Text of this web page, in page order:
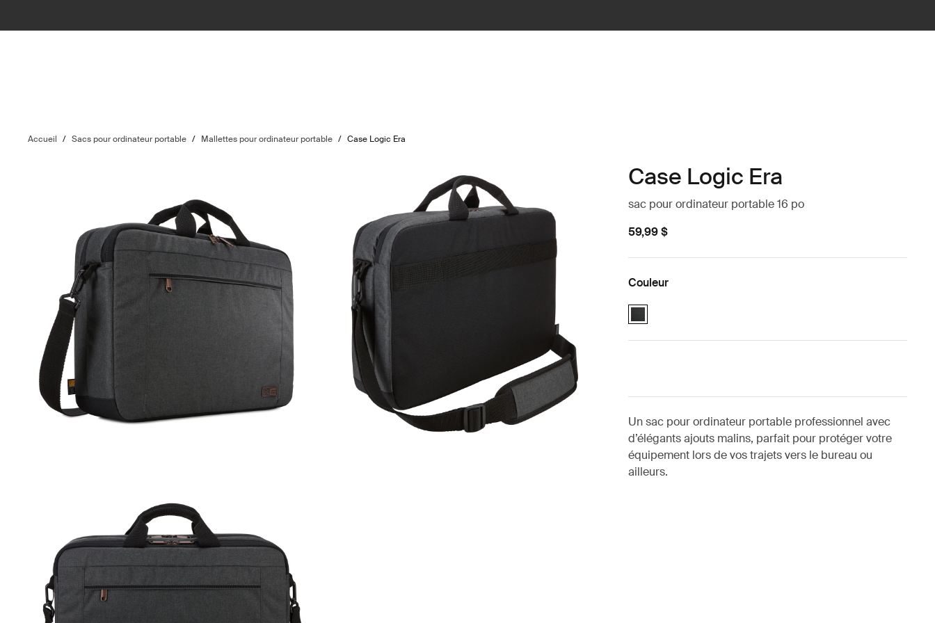
Accueil / Sacs pour ordinateur portable / Mallettes pour ordinateur portable / Case Logic Era
Case Logic Era
sac pour ordinateur portable 16 po
59,99 $
Couleur
Case Logic Era 16" Laptop Bag Noir obsidienne (selected)
Un sac pour ordinateur portable professionnel avec
d’élégants ajouts malins, parfait pour protéger votre
équipement lors de vos trajets vers le bureau ou
ailleurs.